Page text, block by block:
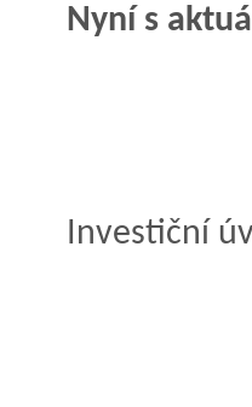
Nyní s
Investiční